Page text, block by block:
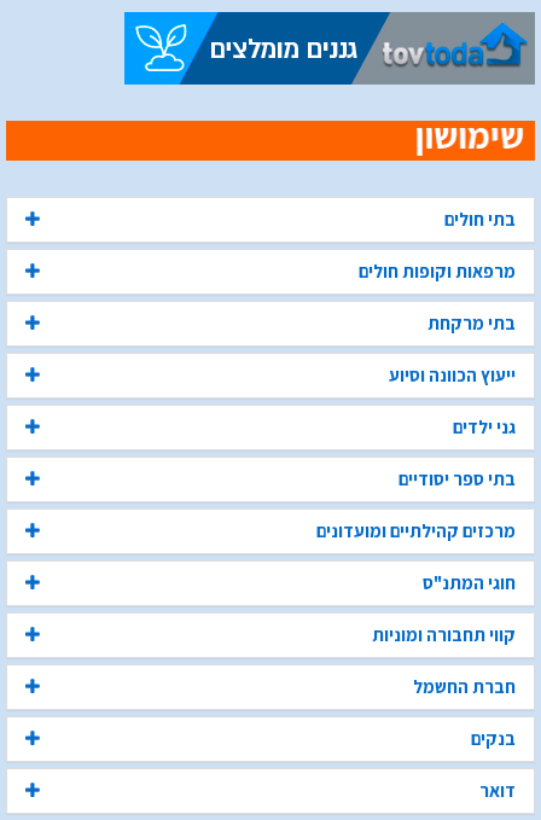
בתי חולים
מרפאות וקופות חולים
בתי מרקחת
ייעוץ הכוונה וסיוע
גני ילדים
בתי ספר יסודיים
מרכזים קהילתיים ומועדונים
חוגי המתנ"ס
קווי תחבורה ומוניות
חברת החשמל
בנקים
דואר